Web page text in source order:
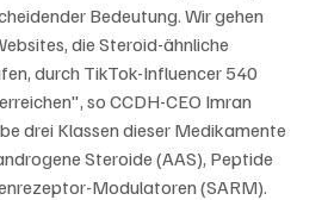
Bedeutung. Wir gehen
die Steroid-ähnliche
durch TikTok-Influencer 540
so CCDH-CEO Imran
drei Klassen dieser Medikamente
Steroide (AAS), Peptide
Modulatoren (SARM).